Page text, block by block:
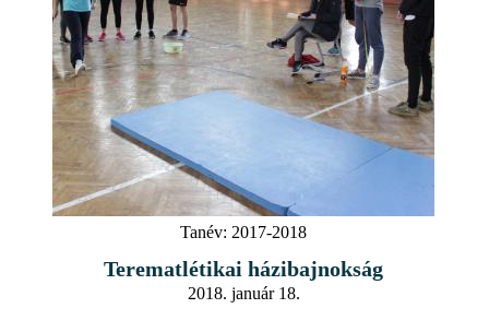
Tanév: 2017-2018
Terematlétikai házibajnokság
2018. január 18.